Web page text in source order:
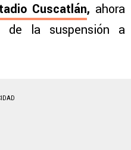
Cuscatlán, ahora
de la suspensión a